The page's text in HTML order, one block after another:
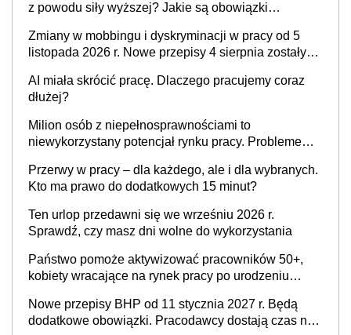
z powodu siły wyższej? Jakie są obowiązki
Zmiany w mobbingu i dyskryminacji w pracy od 5
listopada 2026 r. Nowe przepisy 4 sierpnia zostały
AI miała skrócić pracę. Dlaczego pracujemy coraz
dłużej?
Milion osób z niepełnosprawnościami to
niewykorzystany potencjał rynku pracy. Problemem
refundacji, ale bariery po stronie systemu i
świadomości pracodawców [WYWIAD]
Przerwy w pracy – dla każdego, ale i dla wybranych.
Kto ma prawo do dodatkowych 15 minut?
Ten urlop przedawni się we wrześniu 2026 r.
Sprawdź, czy masz dni wolne do wykorzystania
Państwo pomoże aktywizować pracowników 50+,
kobiety wracające na rynek pracy po urodzeniu
neuroatypowe. Powstanie Fundusz na rzecz
Inkluzywności w Zatrudnianiu?
Nowe przepisy BHP od 11 stycznia 2027 r. Będą
dodatkowe obowiązki. Pracodawcy dostają czas na